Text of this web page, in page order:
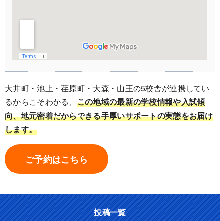
大井町・池上・荏原町・大森・山王の5校舎が連携してい
るからこそわかる、 この地域の最新の学校情報や入試傾
向、地元密着だからできる手厚いサポートの実態をお届け
します。
ご予約はこちら
投稿一覧